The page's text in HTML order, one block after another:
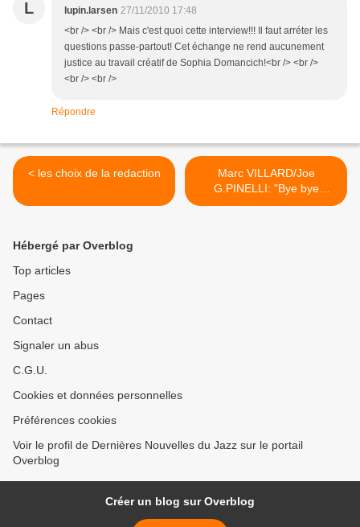
L lupin.larsen 27/11/2010 17:48
<br /> <br /> Mais c'est quoi cette interview!!! Il faut arréter les
questions passe-partout! Cet échange ne rend aucunement
justice au travail créatif de Sophia Domancich!<br /> <br />
<br /> <br />
Répondre
< les choix de la redaction
Marc VILLARD/Joe
G.PINELLI: "Bye bye
Blackbird" >
Hébergé par Overblog
Top articles
Pages
Contact
Signaler un abus
C.G.U.
Cookies et données personnelles
Préférences cookies
Voir le profil de Dernières Nouvelles du Jazz sur le portail
Overblog
Créer un blog sur Overblog